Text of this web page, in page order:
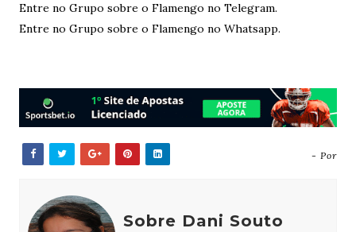
Entre no Grupo sobre o Flamengo no Telegram.
Entre no Grupo sobre o Flamengo no Whatsapp.
- Por
Sobre Dani Souto